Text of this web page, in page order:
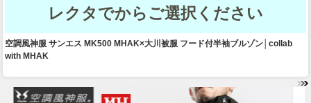
レクタでからご選択ください
空調風神服 サンエス MK500 MHAK×大川被服 フード付半袖ブルゾン│collab
with MHAK